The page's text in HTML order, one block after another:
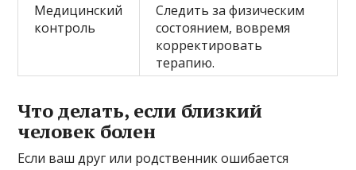
Медицинский
контроль
Следить за физическим
состоянием, вовремя
корректировать
терапию.
Что делать, если близкий
человек болен
Если ваш друг или родственник ошибается